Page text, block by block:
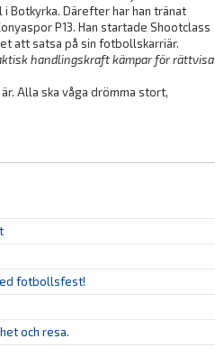
Botkyrka. Därefter har han tränat
P13. Han startade Shootclass
att satsa på sin fotbollskarriär.
handlingskraft kämpar för rättvisa
Alla ska våga drömma stort,
fotbollsfest!
och resa.